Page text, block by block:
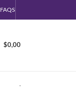
FAQS
$0,00
.